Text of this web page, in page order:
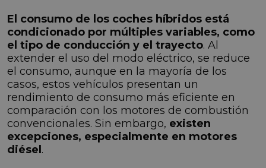
El consumo de los coches híbridos está
condicionado por múltiples variables, como
el tipo de conducción y el trayecto. Al
extender el uso del modo eléctrico, se reduce
el consumo, aunque en la mayoría de los
casos, estos vehículos presentan un
rendimiento de consumo más eficiente en
comparación con los motores de combustión
convencionales. Sin embargo, existen
excepciones, especialmente en motores
diésel.